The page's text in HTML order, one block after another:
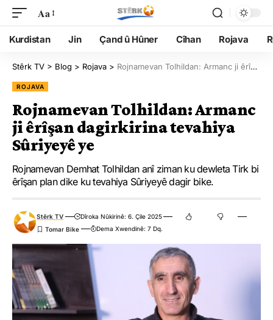
Aa
Kurdistan Jin Çand û Hûner Cîhan Rojava
Stêrk TV > Blog > Rojava > Rojnamevan Tolhildan: Armanc ji êrîşan dagirkirina tevahiya Sûriyeyê ye
ROJAVA
Rojnamevan Tolhildan: Armanc
ji êrîşan dagirkirina tevahiya
Sûriyeyê ye
Rojnamevan Demhat Tolhildan anî ziman ku dewleta Tirk bi
êrîşan plan dike ku tevahiya Sûriyeyê dagir bike.
Stêrk TV
Dîroka Nûkirinê: 6. Çile 2025
Dema Xwendinê: 7 Dq.